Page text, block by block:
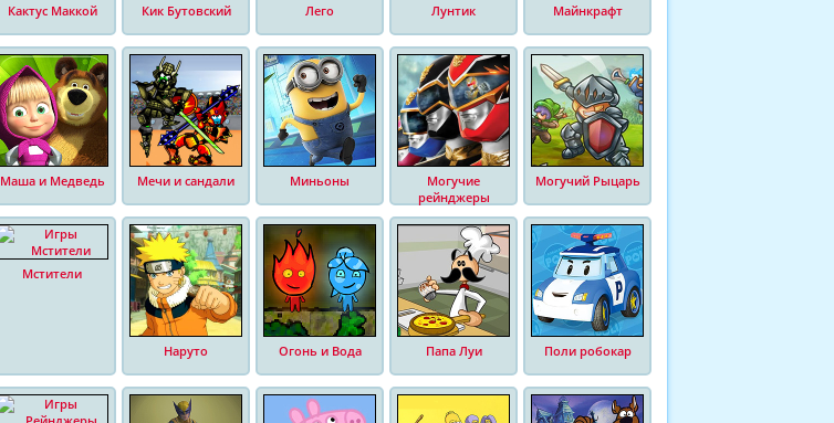
Кактус Маккой Кик Бутовский Лего Лунтик Майнкрафт
Маша и Медведь Мечи и сандали Миньоны
Могучие
рейнджеры
Могучий Рыцарь
Мстители
Наруто Огонь и Вода Папа Луи Поли робокар